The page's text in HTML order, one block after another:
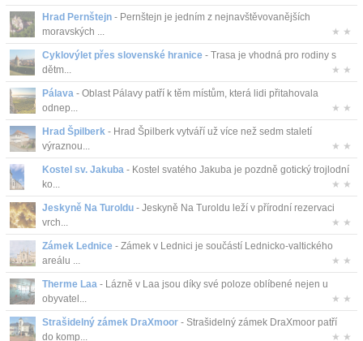
Hrad Pernštejn - Pernštejn je jedním z nejnavštěvovanějších
moravských ...
★ ★
Cyklovýlet přes slovenské hranice - Trasa je vhodná pro rodiny s
dětm...
★ ★
Pálava - Oblast Pálavy patří k těm místům, která lidi přitahovala
odnep...
★ ★
Hrad Špilberk - Hrad Špilberk vytváří už více než sedm staletí
výraznou...
★ ★
Kostel sv. Jakuba - Kostel svatého Jakuba je pozdně gotický trojlodní
ko...
★ ★
Jeskyně Na Turoldu - Jeskyně Na Turoldu leží v přírodní rezervaci
vrch...
★ ★
Zámek Lednice - Zámek v Lednici je součástí Lednicko-valtického
areálu ...
★ ★
Therme Laa - Lázně v Laa jsou díky své poloze oblíbené nejen u
obyvatel...
★ ★
Strašidelný zámek DraXmoor - Strašidelný zámek DraXmoor patří
do komp...
★ ★